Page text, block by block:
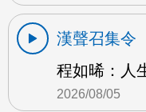
漢聲召集令
程如晞：人
2026/08/05